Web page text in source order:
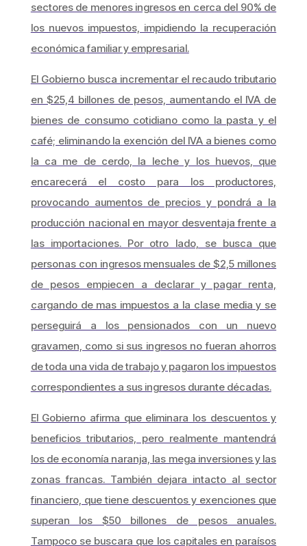
sectores de menores ingresos en cerca del 90% de
los nuevos impuestos, impidiendo la recuperación
económica familiar y empresarial.
El Gobierno busca incrementar el recaudo tributario
en $25,4 billones de pesos, aumentando el IVA de
bienes de consumo cotidiano como la pasta y el
café; eliminando la exención del IVA a bienes como
la ca me de cerdo, la leche y los huevos, que
encarecerá el costo para los productores,
provocando aumentos de precios y pondrá a la
producción nacional en mayor desventaja frente a
las importaciones. Por otro lado, se busca que
personas con ingresos mensuales de $2,5 millones
de pesos empiecen a declarar y pagar renta,
cargando de mas impuestos a la clase media y se
perseguirá a los pensionados con un nuevo
gravamen, como si sus ingresos no fueran ahorros
de toda una vida de trabajo y pagaron los impuestos
correspondientes a sus ingresos durante décadas.
El Gobierno afirma que eliminara los descuentos y
beneficios tributarios, pero realmente mantendrá
los de economía naranja, las mega inversiones y las
zonas francas. También dejara intacto al sector
financiero, que tiene descuentos y exenciones que
superan los $50 billones de pesos anuales.
Tampoco se buscara que los capitales en paraísos